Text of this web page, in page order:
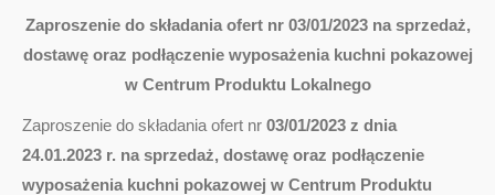
Zaproszenie do składania ofert nr 03/01/2023 na sprzedaż,
dostawę oraz podłączenie wyposażenia kuchni pokazowej
w Centrum Produktu Lokalnego
Zaproszenie do składania ofert nr 03/01/2023 z dnia
24.01.2023 r. na sprzedaż, dostawę oraz podłączenie
wyposażenia kuchni pokazowej w Centrum Produktu